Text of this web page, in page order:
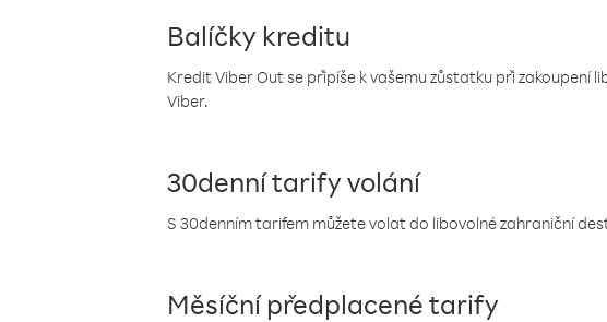
Balíčky kreditu
Kredit Viber Out se připíše k vašemu zůstatku při zakoupení
Viber.
30denní tarify volání
S 30denním tarifem můžete volat do libovolné zahraniční
Měsíční předplacené tarify